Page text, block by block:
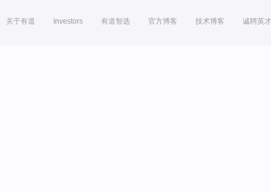
关于有道 Investors 有道智选 官方博客 技术博客 诚聘英才